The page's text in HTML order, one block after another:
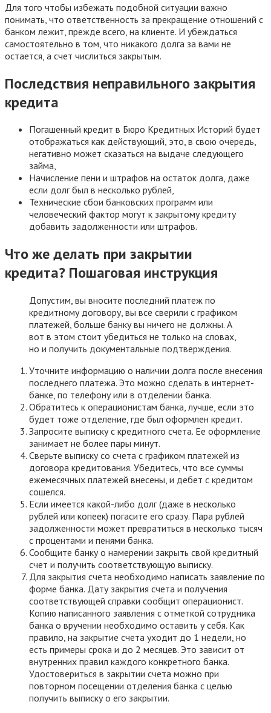
Для того чтобы избежать подобной ситуации важно
понимать, что ответственность за прекращение отношений с
банком лежит, прежде всего, на клиенте. И убеждаться
самостоятельно в том, что никакого долга за вами не
остается, а счет числиться закрытым.
Последствия неправильного закрытия
кредита
Погашенный кредит в Бюро Кредитных Историй будет
отображаться как действующий, это, в свою очередь,
негативно может сказаться на выдаче следующего
займа,
Начисление пени и штрафов на остаток долга, даже
если долг был в несколько рублей,
Технические сбои банковских программ или
человеческий фактор могут к закрытому кредиту
добавить задолженности или штрафов.
Что же делать при закрытии
кредита? Пошаговая инструкция
Допустим, вы вносите последний платеж по
кредитному договору, вы все сверили с графиком
платежей, больше банку вы ничего не должны. А
вот в этом стоит убедиться не только на словах,
но и получить документальные подтверждения.
Уточните информацию о наличии долга после внесения
последнего платежа. Это можно сделать в интернет-
банке, по телефону или в отделении банка.
Обратитесь к операционистам банка, лучше, если это
будет тоже отделение, где был оформлен кредит.
Запросите выписку с кредитного счета. Ее оформление
занимает не более пары минут.
Сверьте выписку со счета с графиком платежей из
договора кредитования. Убедитесь, что все суммы
ежемесячных платежей внесены, и дебет с кредитом
сошелся.
Если имеется какой-либо долг (даже в несколько
рублей или копеек) погасите его сразу. Пара рублей
задолженности может превратиться в несколько тысяч
с процентами и пенями банка.
Сообщите банку о намерении закрыть свой кредитный
счет и получить соответствующую выписку.
Для закрытия счета необходимо написать заявление по
форме банка. Дату закрытия счета и получения
соответствующей справки сообщит операционист.
Копию написанного заявления с отметкой сотрудника
банка о вручении необходимо оставить у себя. Как
правило, на закрытие счета уходит до 1 недели, но
есть примеры срока и до 2 месяцев. Это зависит от
внутренних правил каждого конкретного банка.
Удостовериться в закрытии счета можно при
повторном посещении отделения банка с целью
получить выписку о его закрытии.